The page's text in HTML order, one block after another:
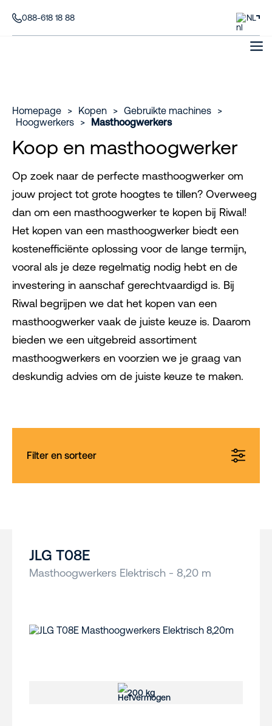
088-618 18 88 NL
Homepage > Kopen > Gebruikte machines
>
Hoogwerkers
> Masthoogwerkers
Koop en masthoogwerker
Op zoek naar de perfecte masthoogwerker om
jouw project tot grote hoogtes te tillen? Overweeg
dan om een masthoogwerker te kopen bij Riwal!
Het kopen van een masthoogwerker biedt een
kostenefficiënte oplossing voor de lange termijn,
vooral als je deze regelmatig nodig hebt en de
investering in aanschaf gerechtvaardigd is. Bij
Riwal begrijpen we dat het kopen van een
masthoogwerker vaak de juiste keuze is. Daarom
bieden we een uitgebreid assortiment
masthoogwerkers en voorzien we je graag van
deskundig advies om de juiste keuze te maken.
Filter en sorteer
JLG T08E
Masthoogwerkers Elektrisch - 8,20 m
200 kg